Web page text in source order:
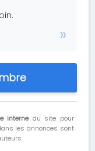
internedu site pour
les annonces sont